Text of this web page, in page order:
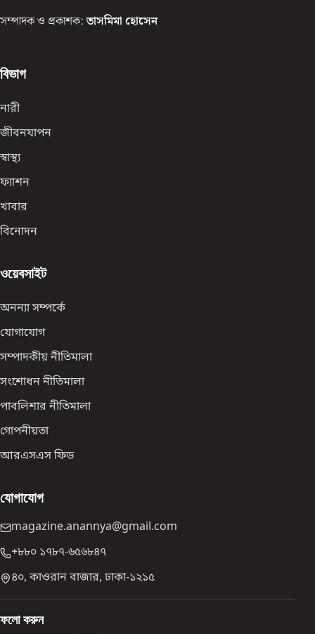
সম্পাদক ও প্রকাশক: তাসমিমা হোসেন
বিভাগ
নারী
জীবনযাপন
স্বাস্থ্য
ফ্যাশন
খাবার
বিনোদন
ওয়েবসাইট
অনন্যা সম্পর্কে
যোগাযোগ
সম্পাদকীয় নীতিমালা
সংশোধন নীতিমালা
পাবলিশার নীতিমালা
গোপনীয়তা
আরএসএস ফিড
যোগাযোগ
magazine.anannya@gmail.com
+৮৮০ ১৭৮৭-৬৫৬৮৪৭
৪০, কাওরান বাজার, ঢাকা-১২১৫
ফলো করুন